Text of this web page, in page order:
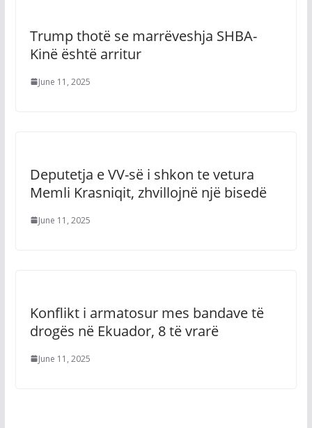
Trump thotë se marrëveshja SHBA-
Kinë është arritur
June 11, 2025
Deputetja e VV-së i shkon te vetura
Memli Krasniqit, zhvillojnë një bisedë
June 11, 2025
Konflikt i armatosur mes bandave të
drogës në Ekuador, 8 të vrarë
June 11, 2025